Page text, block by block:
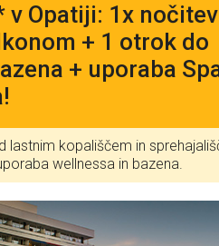
v Opatiji: 1x
+ 1 otrok do
+ uporaba
lastnim kopališčem in
wellnessa in bazena.